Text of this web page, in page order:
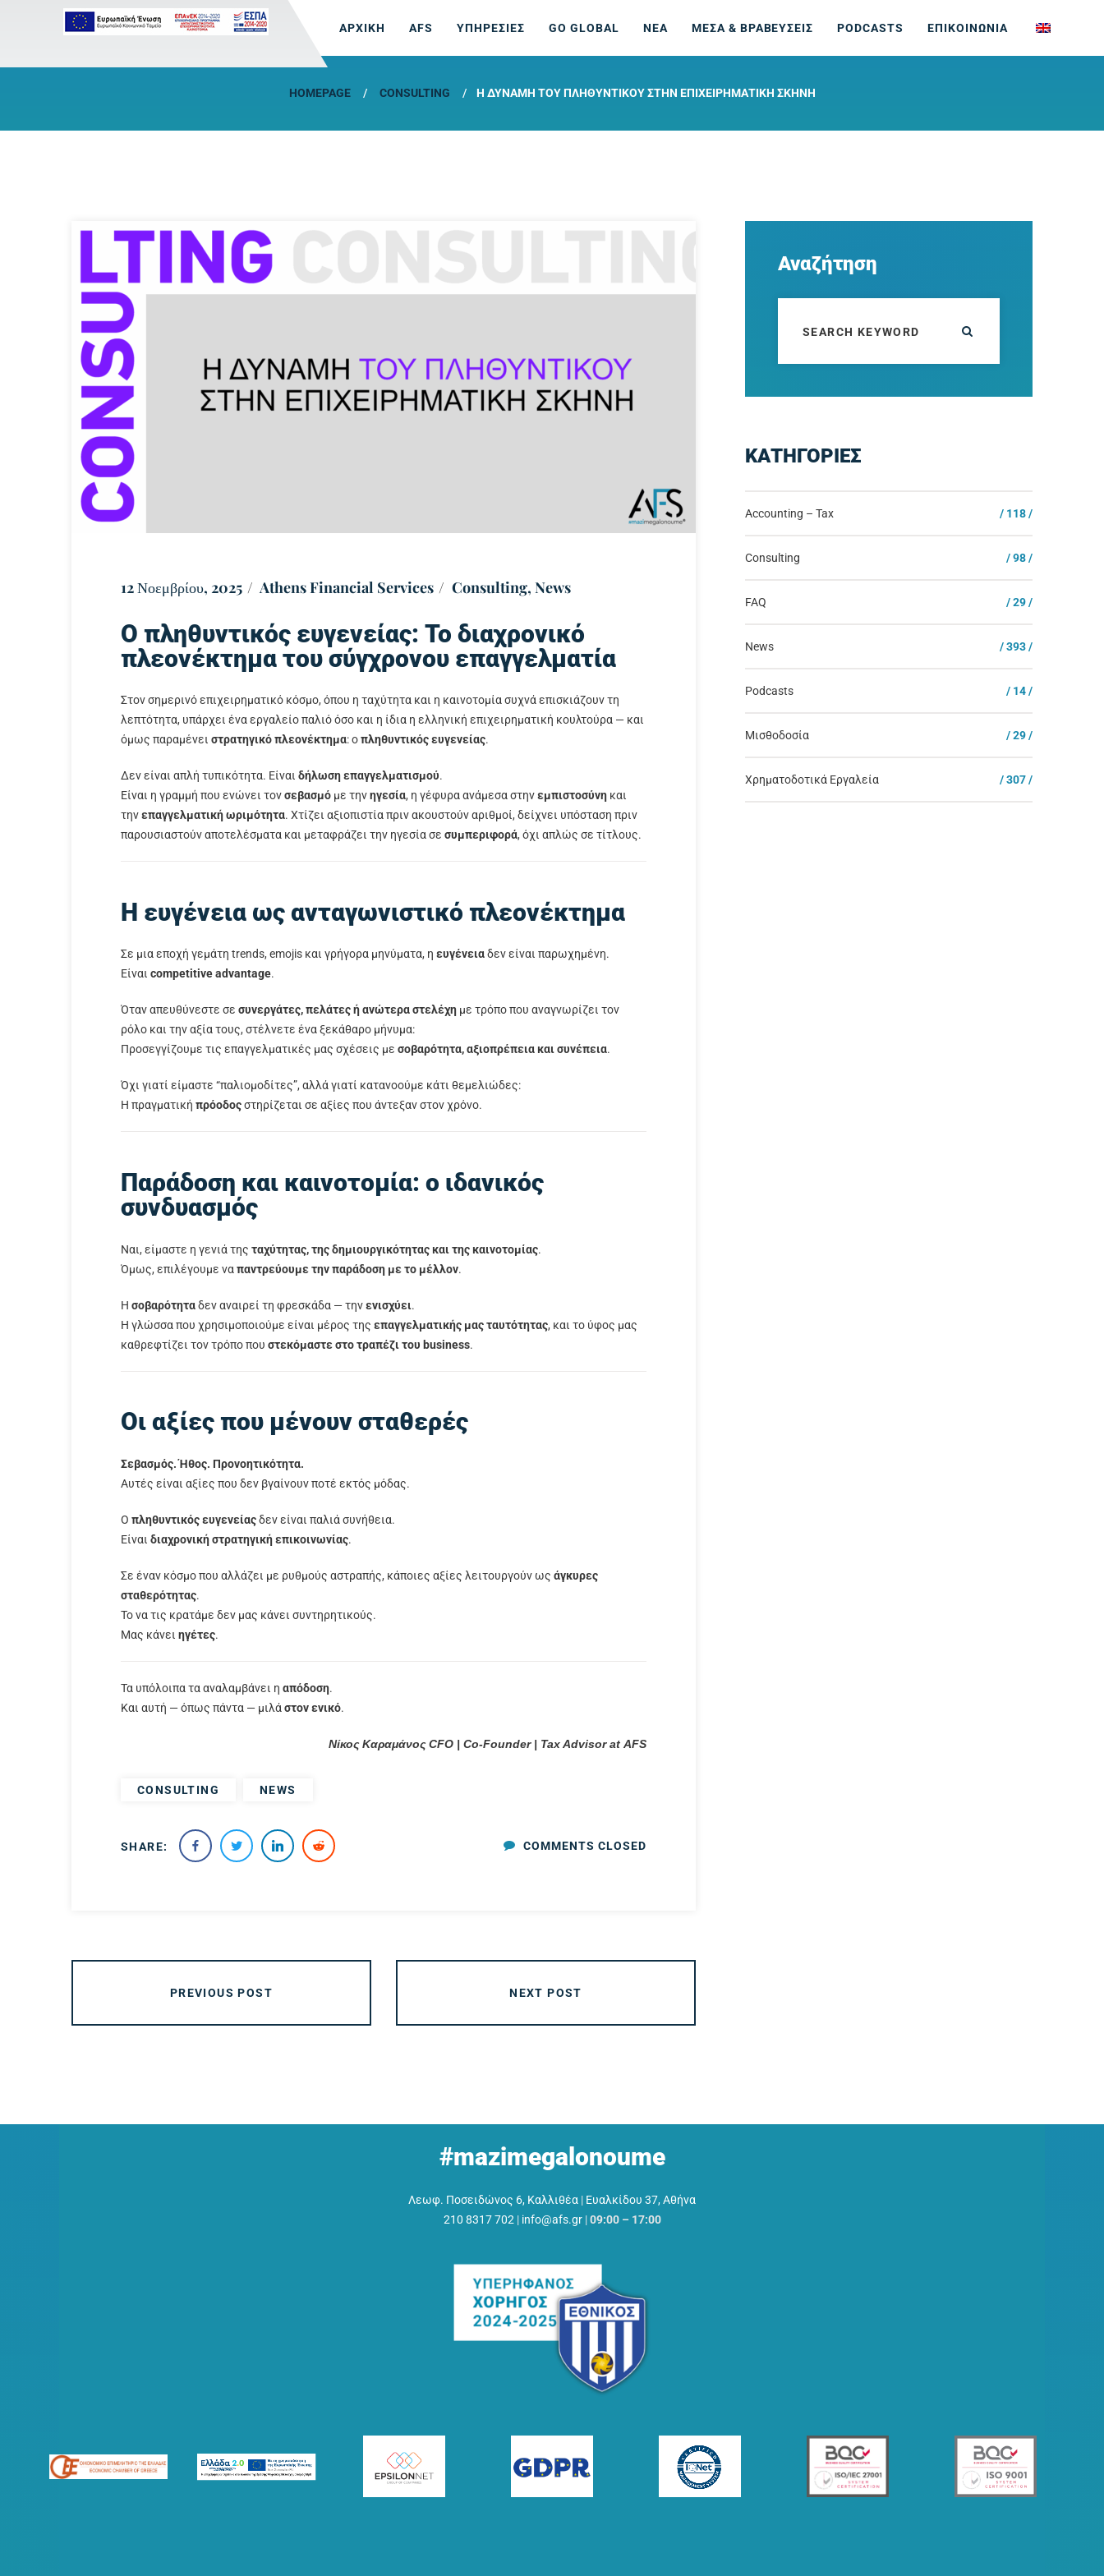
ΑΡΧΙΚΗ AFS ΥΠΗΡΕΣΙΕΣ GO GLOBAL ΝΕΑ ΜΕΣΑ & ΒΡΑΒΕΥΣΕΙΣ PODCASTS ΕΠΙΚΟΙΝΩΝΙΑ
HOMEPAGE CONSULTING Η ΔΎΝΑΜΗ ΤΟΥ ΠΛΗΘΥΝΤΙΚΟΎ ΣΤΗΝ ΕΠΙΧΕΙΡΗΜΑΤΙΚΉ ΣΚΗΝΉ
12 Νοεμβρίου, 2025 Athens Financial Services Consulting, News
Ο πληθυντικός ευγενείας: Το διαχρονικό
πλεονέκτημα του σύγχρονου επαγγελματία
Στον σημερινό επιχειρηματικό κόσμο, όπου η ταχύτητα και η καινοτομία συχνά επισκιάζουν τη
λεπτότητα, υπάρχει ένα εργαλείο παλιό όσο και η ίδια η ελληνική επιχειρηματική κουλτούρα — και
όμως παραμένει στρατηγικό πλεονέκτημα: οπληθυντικός ευγενείας.
Δεν είναι απλή τυπικότητα. Είναι δήλωση επαγγελματισμού.
Είναι η γραμμή που ενώνει τονσεβασμό με τηνηγεσία, η γέφυρα ανάμεσα στηνεμπιστοσύνη και
τηνεπαγγελματική ωριμότητα. Χτίζει αξιοπιστία πριν ακουστούν αριθμοί, δείχνει υπόσταση πριν
παρουσιαστούν αποτελέσματα και μεταφράζει την ηγεσία σε συμπεριφορά, όχι απλώς σε τίτλους.
Η ευγένεια ως ανταγωνιστικό πλεονέκτημα
Σε μια εποχή γεμάτη trends, emojis και γρήγορα μηνύματα, η ευγένειαδεν είναι παρωχημένη.
Είναι competitive advantage.
Όταν απευθύνεστε σε συνεργάτες, πελάτες ή ανώτερα στελέχη με τρόπο που αναγνωρίζει τον
ρόλο και την αξία τους, στέλνετε ένα ξεκάθαρο μήνυμα:
Προσεγγίζουμε τις επαγγελματικές μας σχέσεις με σοβαρότητα, αξιοπρέπεια και συνέπεια.
Όχι γιατί είμαστε “παλιομοδίτες”, αλλά γιατί κατανοούμε κάτι θεμελιώδες:
Η πραγματική πρόοδοςστηρίζεται σε αξίες που άντεξαν στον χρόνο.
Παράδοση και καινοτομία: ο ιδανικός
συνδυασμός
Ναι, είμαστε η γενιά της ταχύτητας, της δημιουργικότητας και της καινοτομίας.
Όμως, επιλέγουμε ναπαντρεύουμε την παράδοση με το μέλλον.
Η σοβαρότηταδεν αναιρεί τη φρεσκάδα — τηνενισχύει.
Η γλώσσα που χρησιμοποιούμε είναι μέρος της επαγγελματικής μας ταυτότητας, και το ύφος μας
καθρεφτίζει τον τρόπο που στεκόμαστε στο τραπέζι του business.
Οι αξίες που μένουν σταθερές
Σεβασμός. Ήθος. Προνοητικότητα.
Αυτές είναι αξίες που δεν βγαίνουν ποτέ εκτός μόδας.
Ο πληθυντικός ευγενείαςδεν είναι παλιά συνήθεια.
Είναι διαχρονική στρατηγική επικοινωνίας.
Σε έναν κόσμο που αλλάζει με ρυθμούς αστραπής, κάποιες αξίες λειτουργούν ως άγκυρες
σταθερότητας.
Το να τις κρατάμε δεν μας κάνει συντηρητικούς.
Μας κάνει ηγέτες.
Τα υπόλοιπα τα αναλαμβάνει η απόδοση.
Και αυτή — όπως πάντα — μιλάστον ενικό.
Νίκος Καραμάνος CFO | Co-Founder | Tax Advisor at AFS
CONSULTING NEWS
SHARE: COMMENTS CLOSED
PREVIOUS POST NEXT POST
Αναζήτηση
ΚΑΤΗΓΟΡΙΕΣ
Accounting – Tax / 118 /
Consulting / 98 /
FAQ / 29 /
News / 393 /
Podcasts / 14 /
Μισθοδοσία / 29 /
Χρηματοδοτικά Εργαλεία / 307 /
#mazimegalonoume
Λεωφ. Ποσειδώνος 6, Καλλιθέα | Ευαλκίδου 37, Αθήνα
210 8317 702 | info@afs.gr|09:00 – 17:00